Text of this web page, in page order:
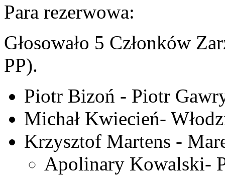
Para rezerwowa:
Głosowało 5 Członków
PP).
Piotr Bizoń - Piotr
Michał Kwiecień-
Krzysztof Martens -
Apolinary Kowalski-